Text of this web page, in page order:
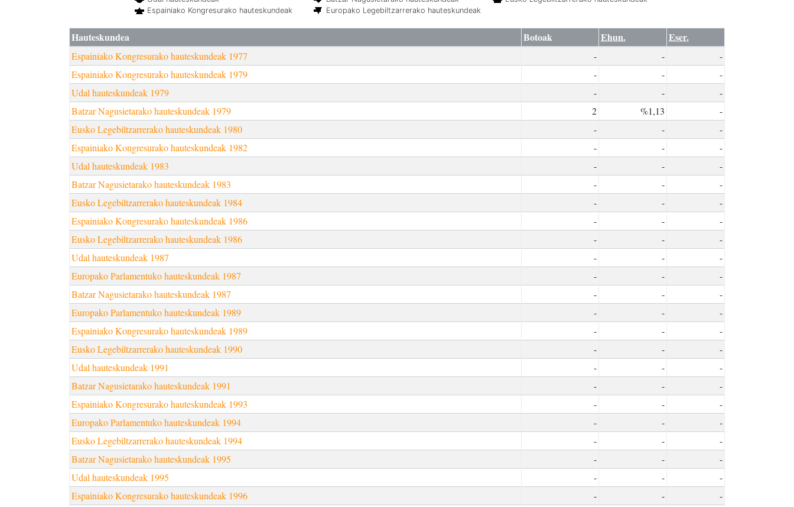
Espainiako Kongresurako hauteskundeak
Europako Legebiltzarrerako hauteskundeak
Hauteskundea Botoak Ehun. Eser.
Espainiako Kongresurako hauteskundeak 1977 - -
-
Espainiako Kongresurako hauteskundeak 1979
- -
-
Udal hauteskundeak 1979
- -
-
Batzar Nagusietarako hauteskundeak 1979
2 %1,13
-
Eusko Legebiltzarrerako hauteskundeak 1980
- -
-
Espainiako Kongresurako hauteskundeak 1982
- -
-
Udal hauteskundeak 1983
- -
-
Batzar Nagusietarako hauteskundeak 1983
- -
-
Eusko Legebiltzarrerako hauteskundeak 1984
- -
-
Espainiako Kongresurako hauteskundeak 1986
- -
-
Eusko Legebiltzarrerako hauteskundeak 1986
- -
-
Udal hauteskundeak 1987
- -
-
Europako Parlamentuko hauteskundeak 1987
- -
-
Batzar Nagusietarako hauteskundeak 1987
- -
-
Europako Parlamentuko hauteskundeak 1989
- -
-
Espainiako Kongresurako hauteskundeak 1989
- -
-
Eusko Legebiltzarrerako hauteskundeak 1990
- -
-
Udal hauteskundeak 1991
- -
-
Batzar Nagusietarako hauteskundeak 1991
- -
-
Espainiako Kongresurako hauteskundeak 1993
- -
-
Europako Parlamentuko hauteskundeak 1994
- -
-
Eusko Legebiltzarrerako hauteskundeak 1994
- -
-
Batzar Nagusietarako hauteskundeak 1995
- -
-
Udal hauteskundeak 1995
- -
-
Espainiako Kongresurako hauteskundeak 1996
- -
-